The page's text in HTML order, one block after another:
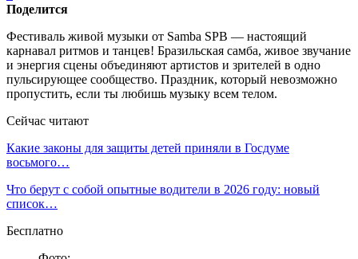
Поделится
Фестиваль живой музыки от Samba SPB — настоящий
карнавал ритмов и танцев! Бразильская самба, живое звучание
и энергия сцены объединяют артистов и зрителей в одно
пульсирующее сообщество. Праздник, который невозможно
пропустить, если ты любишь музыку всем телом.
Сейчас читают
Какие законы для защиты детей приняли в Госдуме
восьмого…
Что берут с собой опытные водители в 2026 году: новый
список…
Бесплатно